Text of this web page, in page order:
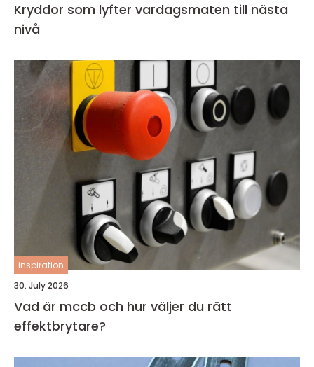
Kryddor som lyfter vardagsmaten till nästa
nivå
inspiration
30. July 2026
Vad är mccb och hur väljer du rätt
effektbrytare?